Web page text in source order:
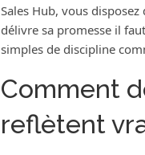
Sales Hub, vous
délivre sa promesse il
simples de discipline
Comment
reflètent